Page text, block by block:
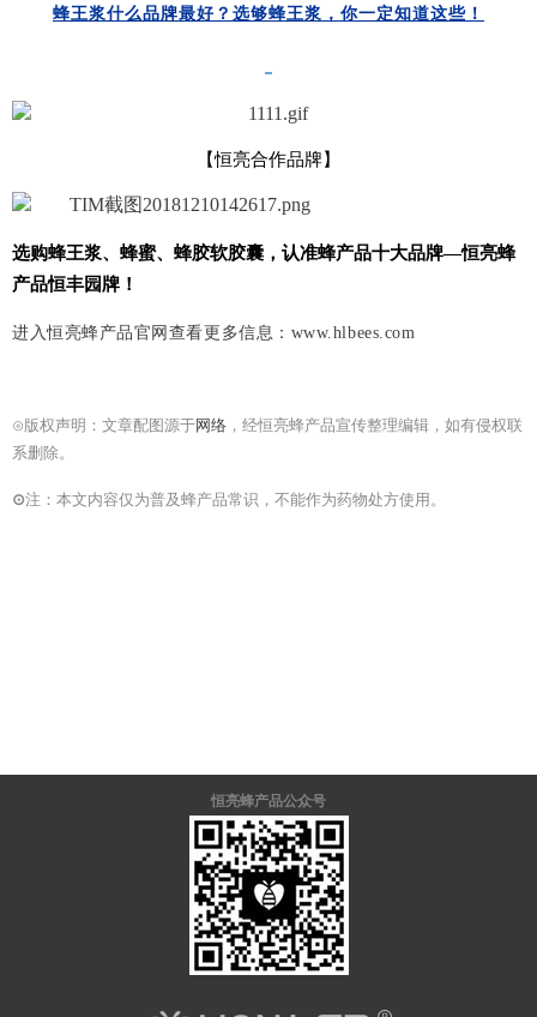
蜂王浆什么品牌最好？选够蜂王浆，你一定知道这些！
【恒亮合作品牌】
选购蜂王浆、 蜂蜜、 蜂胶软胶囊 ，认准蜂产品十大品牌—恒亮蜂
产品恒丰园牌 ！
进入恒亮蜂产品官网查看更多信息： www.hlbees.com
⊙ 版权声明：文章配图源于网络 ，经恒亮蜂产品宣传整理编辑，如有侵权联
系删除。
⊙注：本文内容仅为普及蜂产品常识，不能作为药物处方使用。
恒亮蜂产品公众号